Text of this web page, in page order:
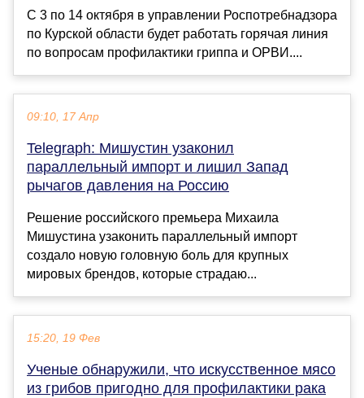
С 3 по 14 октября в управлении Роспотребнадзора
по Курской области будет работать горячая линия
по вопросам профилактики гриппа и ОРВИ....
09:10, 17 Апр
Telegraph: Мишустин узаконил
параллельный импорт и лишил Запад
рычагов давления на Россию
Решение российского премьера Михаила
Мишустина узаконить параллельный импорт
создало новую головную боль для крупных
мировых брендов, которые страдаю...
15:20, 19 Фев
Ученые обнаружили, что искусственное мясо
из грибов пригодно для профилактики рака